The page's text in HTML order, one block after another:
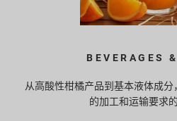
BEVERAGES
从高酸性柑橘产品到基本液体成
的加工和运输要求